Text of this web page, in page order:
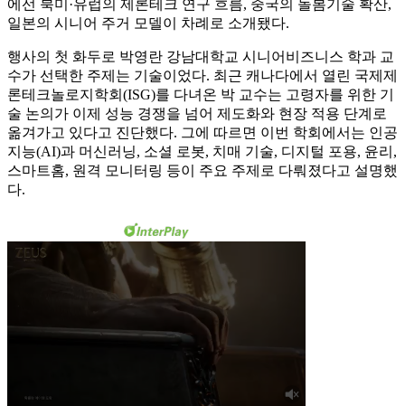
에선 북미·유럽의 제론테크 연구 흐름, 중국의 돌봄기술 확산,
일본의 시니어 주거 모델이 차례로 소개됐다.
행사의 첫 화두로 박영란 강남대학교 시니어비즈니스 학과 교
수가 선택한 주제는 기술이었다. 최근 캐나다에서 열린 국제제
론테크놀로지학회(ISG)를 다녀온 박 교수는 고령자를 위한 기
술 논의가 이제 성능 경쟁을 넘어 제도화와 현장 적용 단계로
옮겨가고 있다고 진단했다. 그에 따르면 이번 학회에서는 인공
지능(AI)과 머신러닝, 소셜 로봇, 치매 기술, 디지털 포용, 윤리,
스마트홈, 원격 모니터링 등이 주요 주제로 다뤄졌다고 설명했
다.